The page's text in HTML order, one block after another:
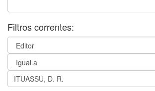
Filtros correntes: